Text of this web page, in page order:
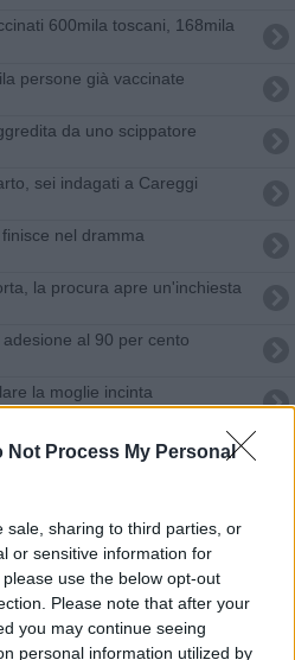
Not Process My Personal
sale, sharing to third parties, or
or sensitive information for
use the below opt-out
Please note that after your
you may continue seeing
personal information utilized by
600mila toscani, 168mila
persone già vaccinate
da uno scippatore
sei indagati a Careggi
nel dramma
la procura apre un'inchiesta
al 90 per cento
la moglie incinta
abbandonata in una borsa
donare il plasma iperimmune
sospende il Cup a distanza
ed ncc, ecco come ottenerli